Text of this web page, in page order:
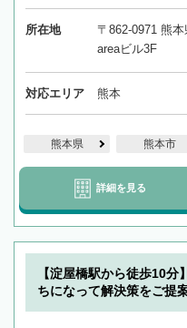
所在地
〒862-0971 熊
areaビル3F
対応エリア 熊本
熊本県 熊本市
詳細を見る
【淀屋橋駅から徒歩10
ちになって解決策をご提